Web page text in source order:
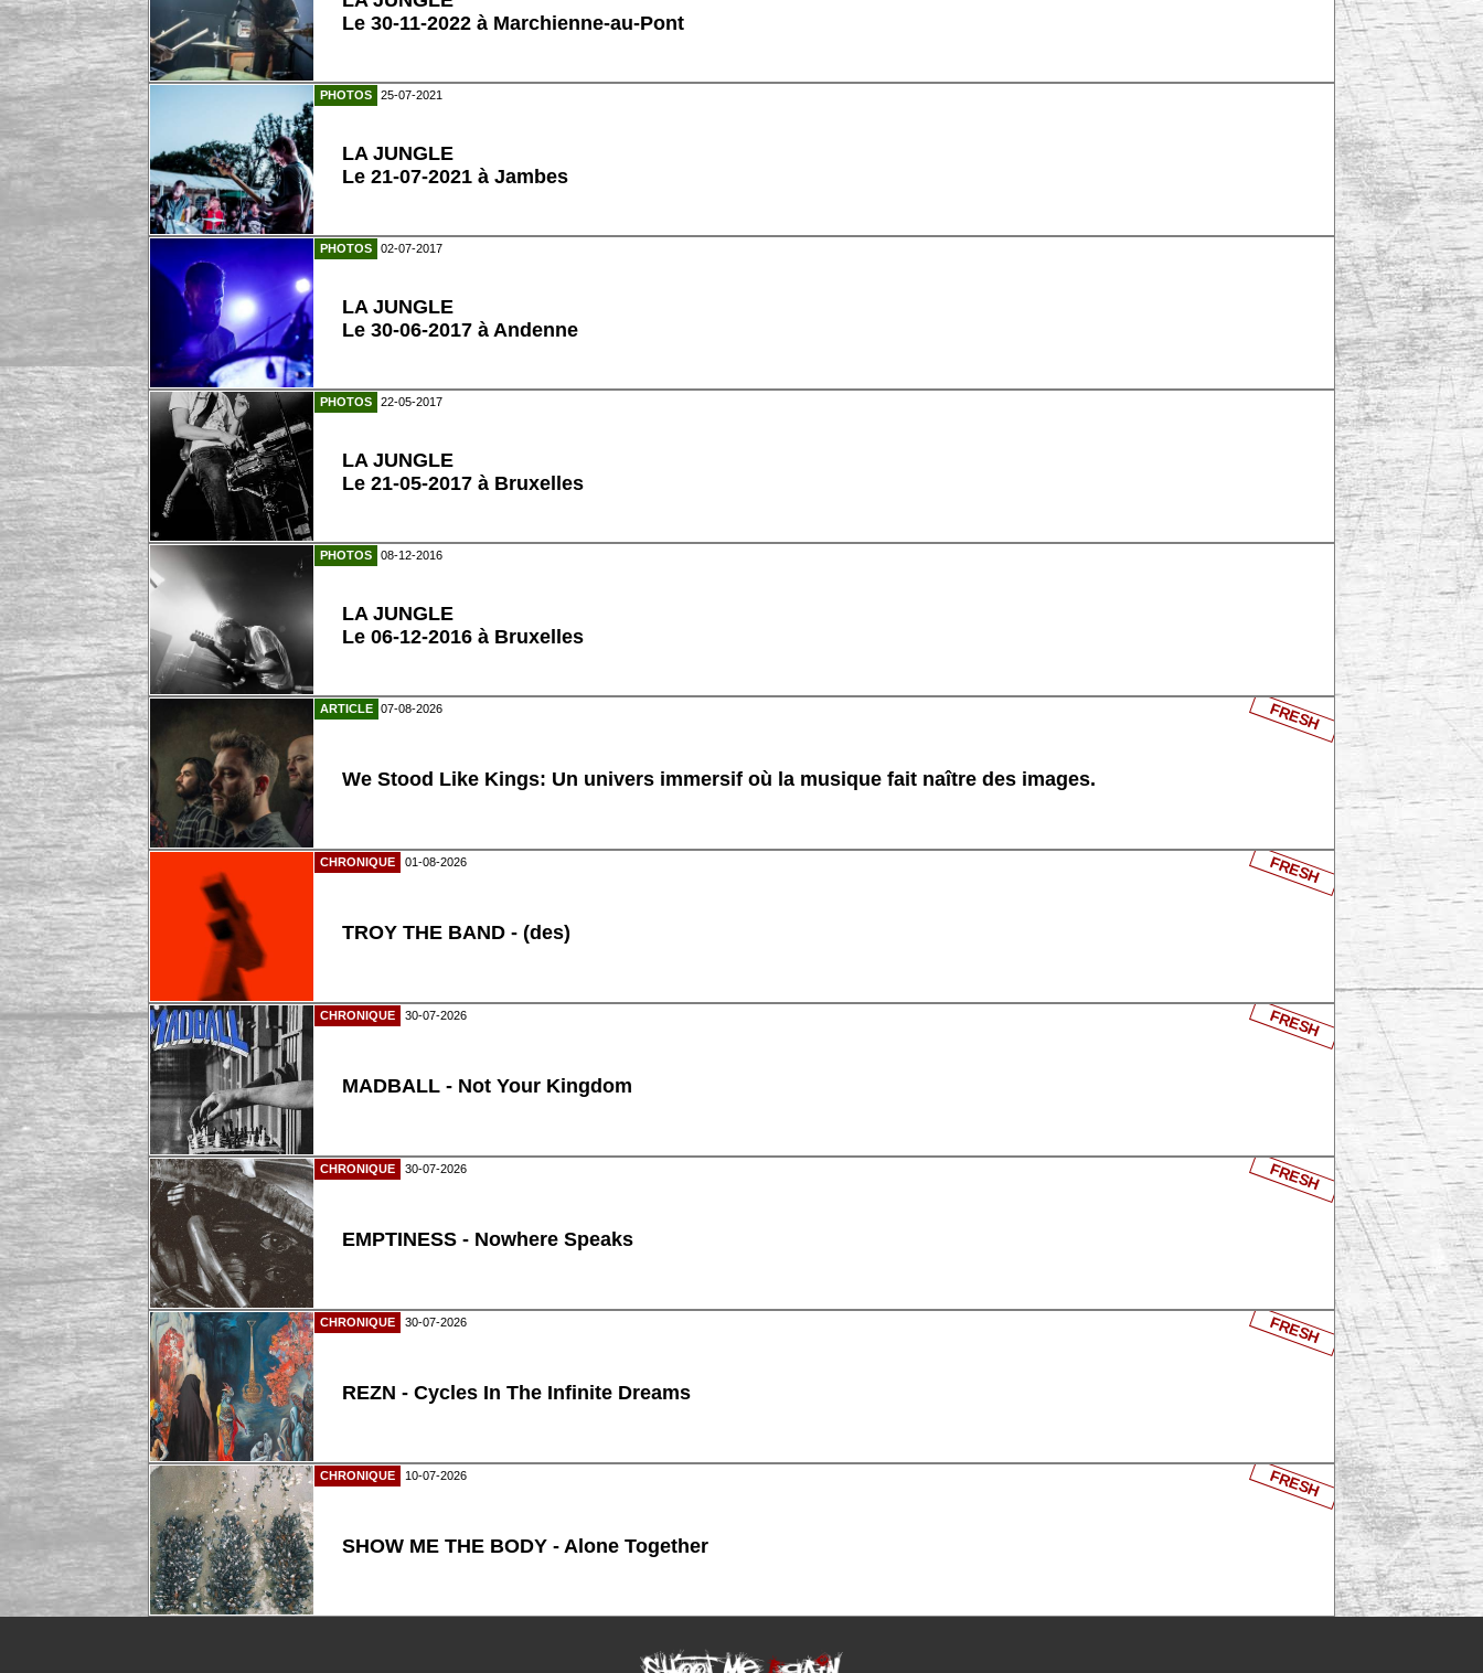
Le 30-11-2022 à Marchienne-au-Pont
PHOTOS 25-07-2021
LA JUNGLE
Le 21-07-2021 à Jambes
PHOTOS 02-07-2017
LA JUNGLE
Le 30-06-2017 à Andenne
PHOTOS 22-05-2017
LA JUNGLE
Le 21-05-2017 à Bruxelles
PHOTOS 08-12-2016
LA JUNGLE
Le 06-12-2016 à Bruxelles
ARTICLE 07-08-2026
We Stood Like Kings: Un univers immersif où la musique fait naître des images.
FRESH
CHRONIQUE 01-08-2026
TROY THE BAND - (des)
FRESH
CHRONIQUE 30-07-2026
MADBALL - Not Your Kingdom
FRESH
CHRONIQUE 30-07-2026
EMPTINESS - Nowhere Speaks
FRESH
CHRONIQUE 30-07-2026
REZN - Cycles In The Infinite Dreams
FRESH
CHRONIQUE 10-07-2026
SHOW ME THE BODY - Alone Together
FRESH